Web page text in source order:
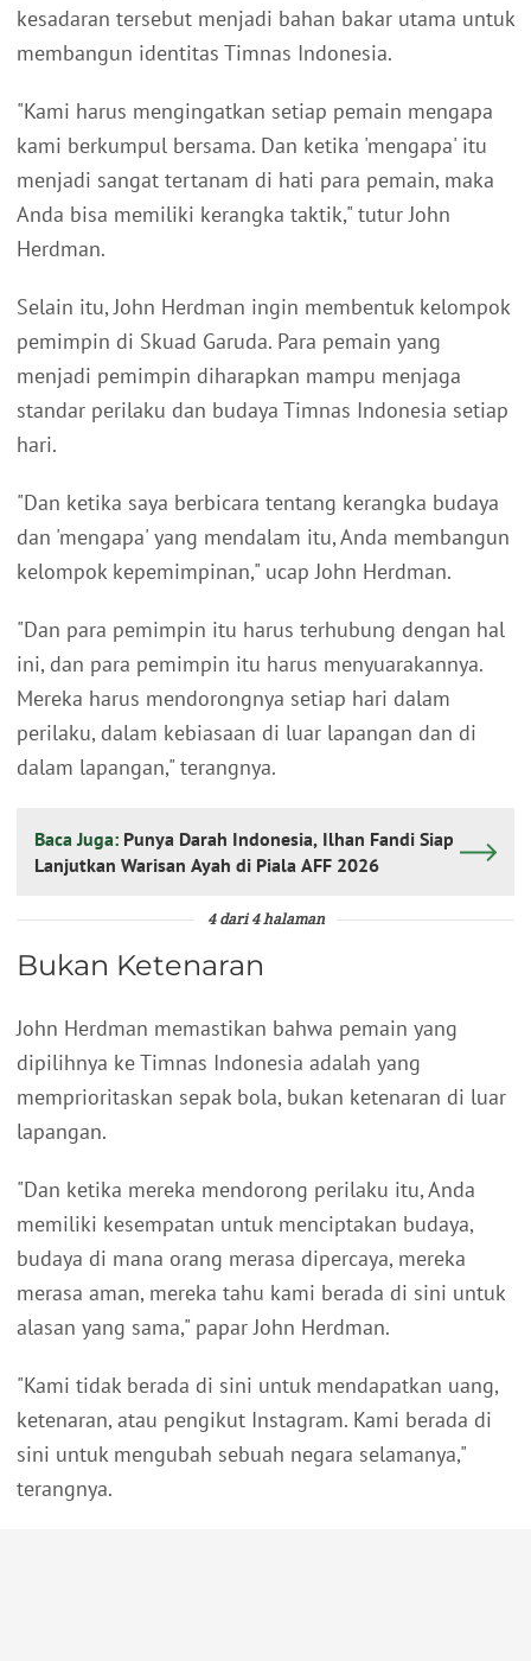
kesadaran tersebut menjadi bahan bakar utama untuk
membangun identitas Timnas Indonesia.
"Kami harus mengingatkan setiap pemain mengapa
kami berkumpul bersama. Dan ketika 'mengapa' itu
menjadi sangat tertanam di hati para pemain, maka
Anda bisa memiliki kerangka taktik," tutur John
Herdman.
Selain itu, John Herdman ingin membentuk kelompok
pemimpin di Skuad Garuda. Para pemain yang
menjadi pemimpin diharapkan mampu menjaga
standar perilaku dan budaya Timnas Indonesia setiap
hari.
"Dan ketika saya berbicara tentang kerangka budaya
dan 'mengapa' yang mendalam itu, Anda membangun
kelompok kepemimpinan," ucap John Herdman.
"Dan para pemimpin itu harus terhubung dengan hal
ini, dan para pemimpin itu harus menyuarakannya.
Mereka harus mendorongnya setiap hari dalam
perilaku, dalam kebiasaan di luar lapangan dan di
dalam lapangan," terangnya.
Baca Juga: Punya Darah Indonesia, Ilhan Fandi Siap
Lanjutkan Warisan Ayah di Piala AFF 2026
4 dari 4 halaman
Bukan Ketenaran
John Herdman memastikan bahwa pemain yang
dipilihnya ke Timnas Indonesia adalah yang
memprioritaskan sepak bola, bukan ketenaran di luar
lapangan.
"Dan ketika mereka mendorong perilaku itu, Anda
memiliki kesempatan untuk menciptakan budaya,
budaya di mana orang merasa dipercaya, mereka
merasa aman, mereka tahu kami berada di sini untuk
alasan yang sama," papar John Herdman.
"Kami tidak berada di sini untuk mendapatkan uang,
ketenaran, atau pengikut Instagram. Kami berada di
sini untuk mengubah sebuah negara selamanya,"
terangnya.